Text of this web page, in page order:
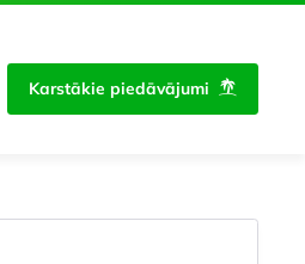
Karstākie piedāvājumi